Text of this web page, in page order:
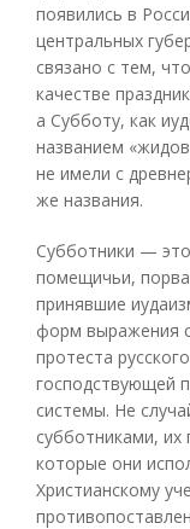
появились в
центральных
связано с тем,
качестве
а Субботу, как
названием
не имели с
же названия.
Субботники — это
помещичьи,
принявшие
форм выражения
протеста
господствующей
системы. Не
субботниками, их
которые они
Христианскому